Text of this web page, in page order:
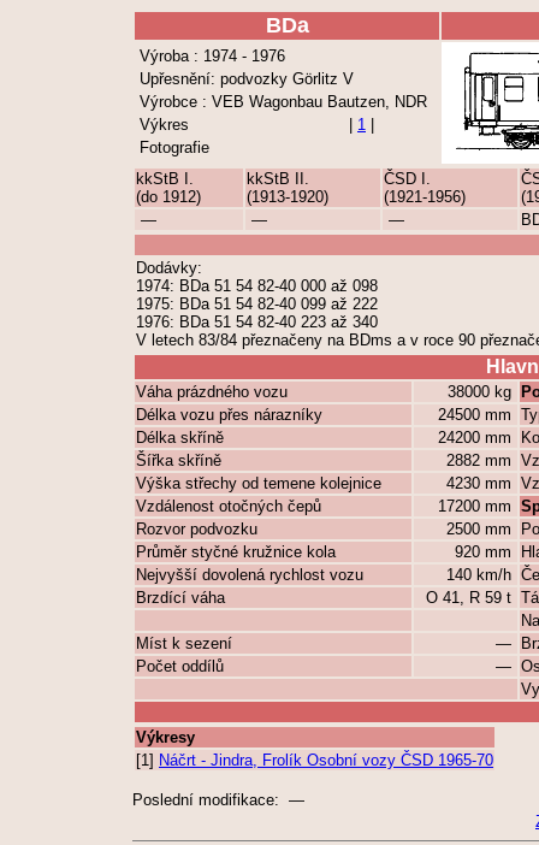
BDa
Výroba : 1974 - 1976
Upřesnění: podvozky Görlitz V
Výrobce : VEB Wagonbau Bautzen, NDR
Výkres
1
Fotografie
kkStB I.
(do 1912)
kkStB II.
(1913-1920)
ČSD I.
(1921-1956)
—
— —
Dodávky:
1974: BDa 51 54 82-40 000 až 098
1975: BDa 51 54 82-40 099 až 222
1976: BDa 51 54 82-40 223 až 340
V letech 83/84 přeznačeny na BDms a v roce 90
Váha prázdného vozu 38000 kg
Délka vozu přes nárazníky
24500 mm
Délka skříně
24200 mm
Šířka skříně
2882 mm
Výška střechy od temene kolejnice
4230 mm
Vzdálenost otočných čepů
17200 mm
Rozvor podvozku
2500 mm
Průměr styčné kružnice kola
920 mm
Nejvyšší dovolená rychlost vozu
140 km/h
Brzdící váha
O 41, R 59 t
Míst k sezení
—
Počet oddílů
—
Výkresy
[1] Náčrt - Jindra, Frolík Osobní vozy ČSD 1965-70
Poslední modifikace: —